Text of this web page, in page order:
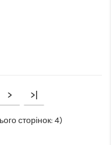
> >|
сторінок: 4)